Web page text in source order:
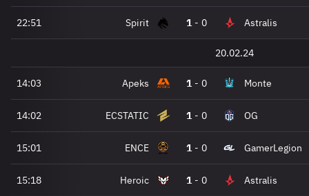
22:51 Spirit 1 - 0 Astralis
20.02.24
14:03 Apeks 1 - 0 Monte
14:02 ECSTATIC 1 - 0 OG
15:01 ENCE 1 - 0 GamerLegion
15:18 Heroic 1 - 0 Astralis